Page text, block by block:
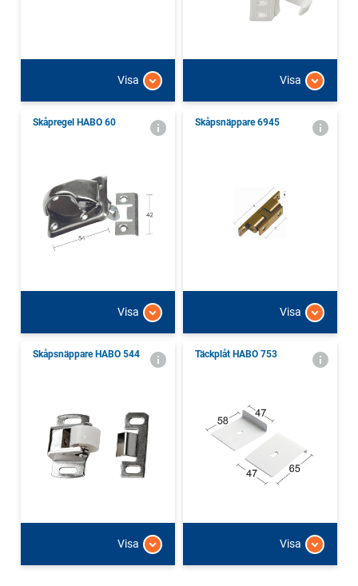
Visa Visa
Skåpregel HABO 60
Visa
Skåpsnäppare 6945
Visa
Skåpsnäppare HABO 544
Visa
Täckplåt HABO 753
Visa